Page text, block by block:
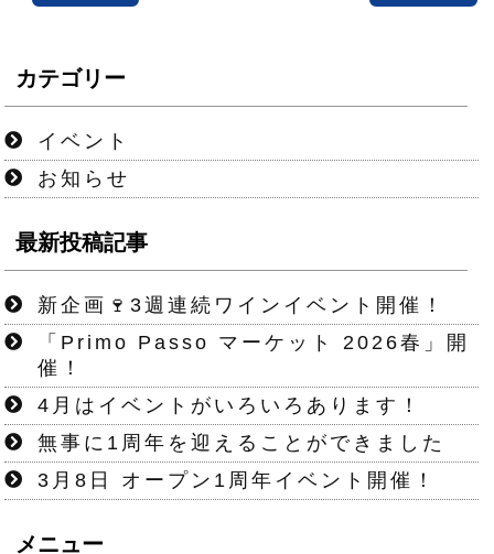
カテゴリー
イベント
お知らせ
最新投稿記事
新企画🍷3週連続ワインイベント開催！
「Primo Passo マーケット 2026春」開
催！
4月はイベントがいろいろあります！
無事に1周年を迎えることができました
3月8日 オープン1周年イベント開催！
メニュー